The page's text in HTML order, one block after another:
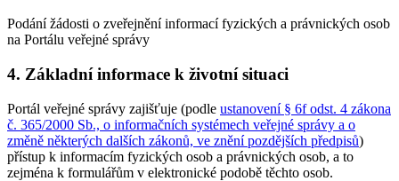
Podání žádosti o zveřejnění informací fyzických a právnických osob
na Portálu veřejné správy
4. Základní informace k životní situaci
Portál veřejné správy zajišťuje (podle ustanovení § 6f odst. 4 zákona
č. 365/2000 Sb., o informačních systémech veřejné správy a o
změně některých dalších zákonů, ve znění pozdějších předpisů)
přístup k informacím fyzických osob a právnických osob, a to
zejména k formulářům v elektronické podobě těchto osob.